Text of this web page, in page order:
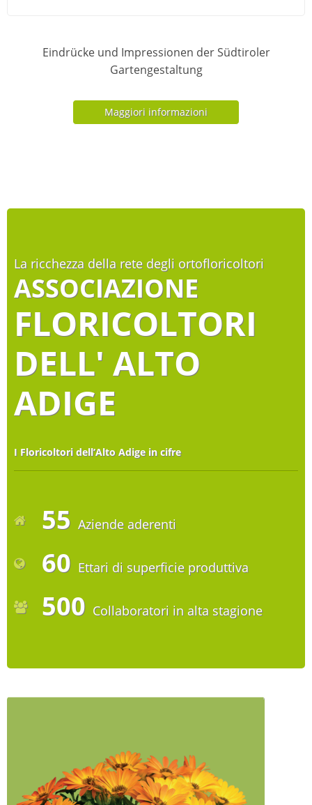
Eindrücke und Impressionen der Südtiroler
Gartengestaltung
Maggiori informazioni
La ricchezza della rete degli ortofloricoltori
ASSOCIAZIONE
FLORICOLTORI
DELL' ALTO
ADIGE
I Floricoltori dell’Alto Adige in cifre
55 Aziende aderenti
60 Ettari di superficie produttiva
500 Collaboratori in alta stagione